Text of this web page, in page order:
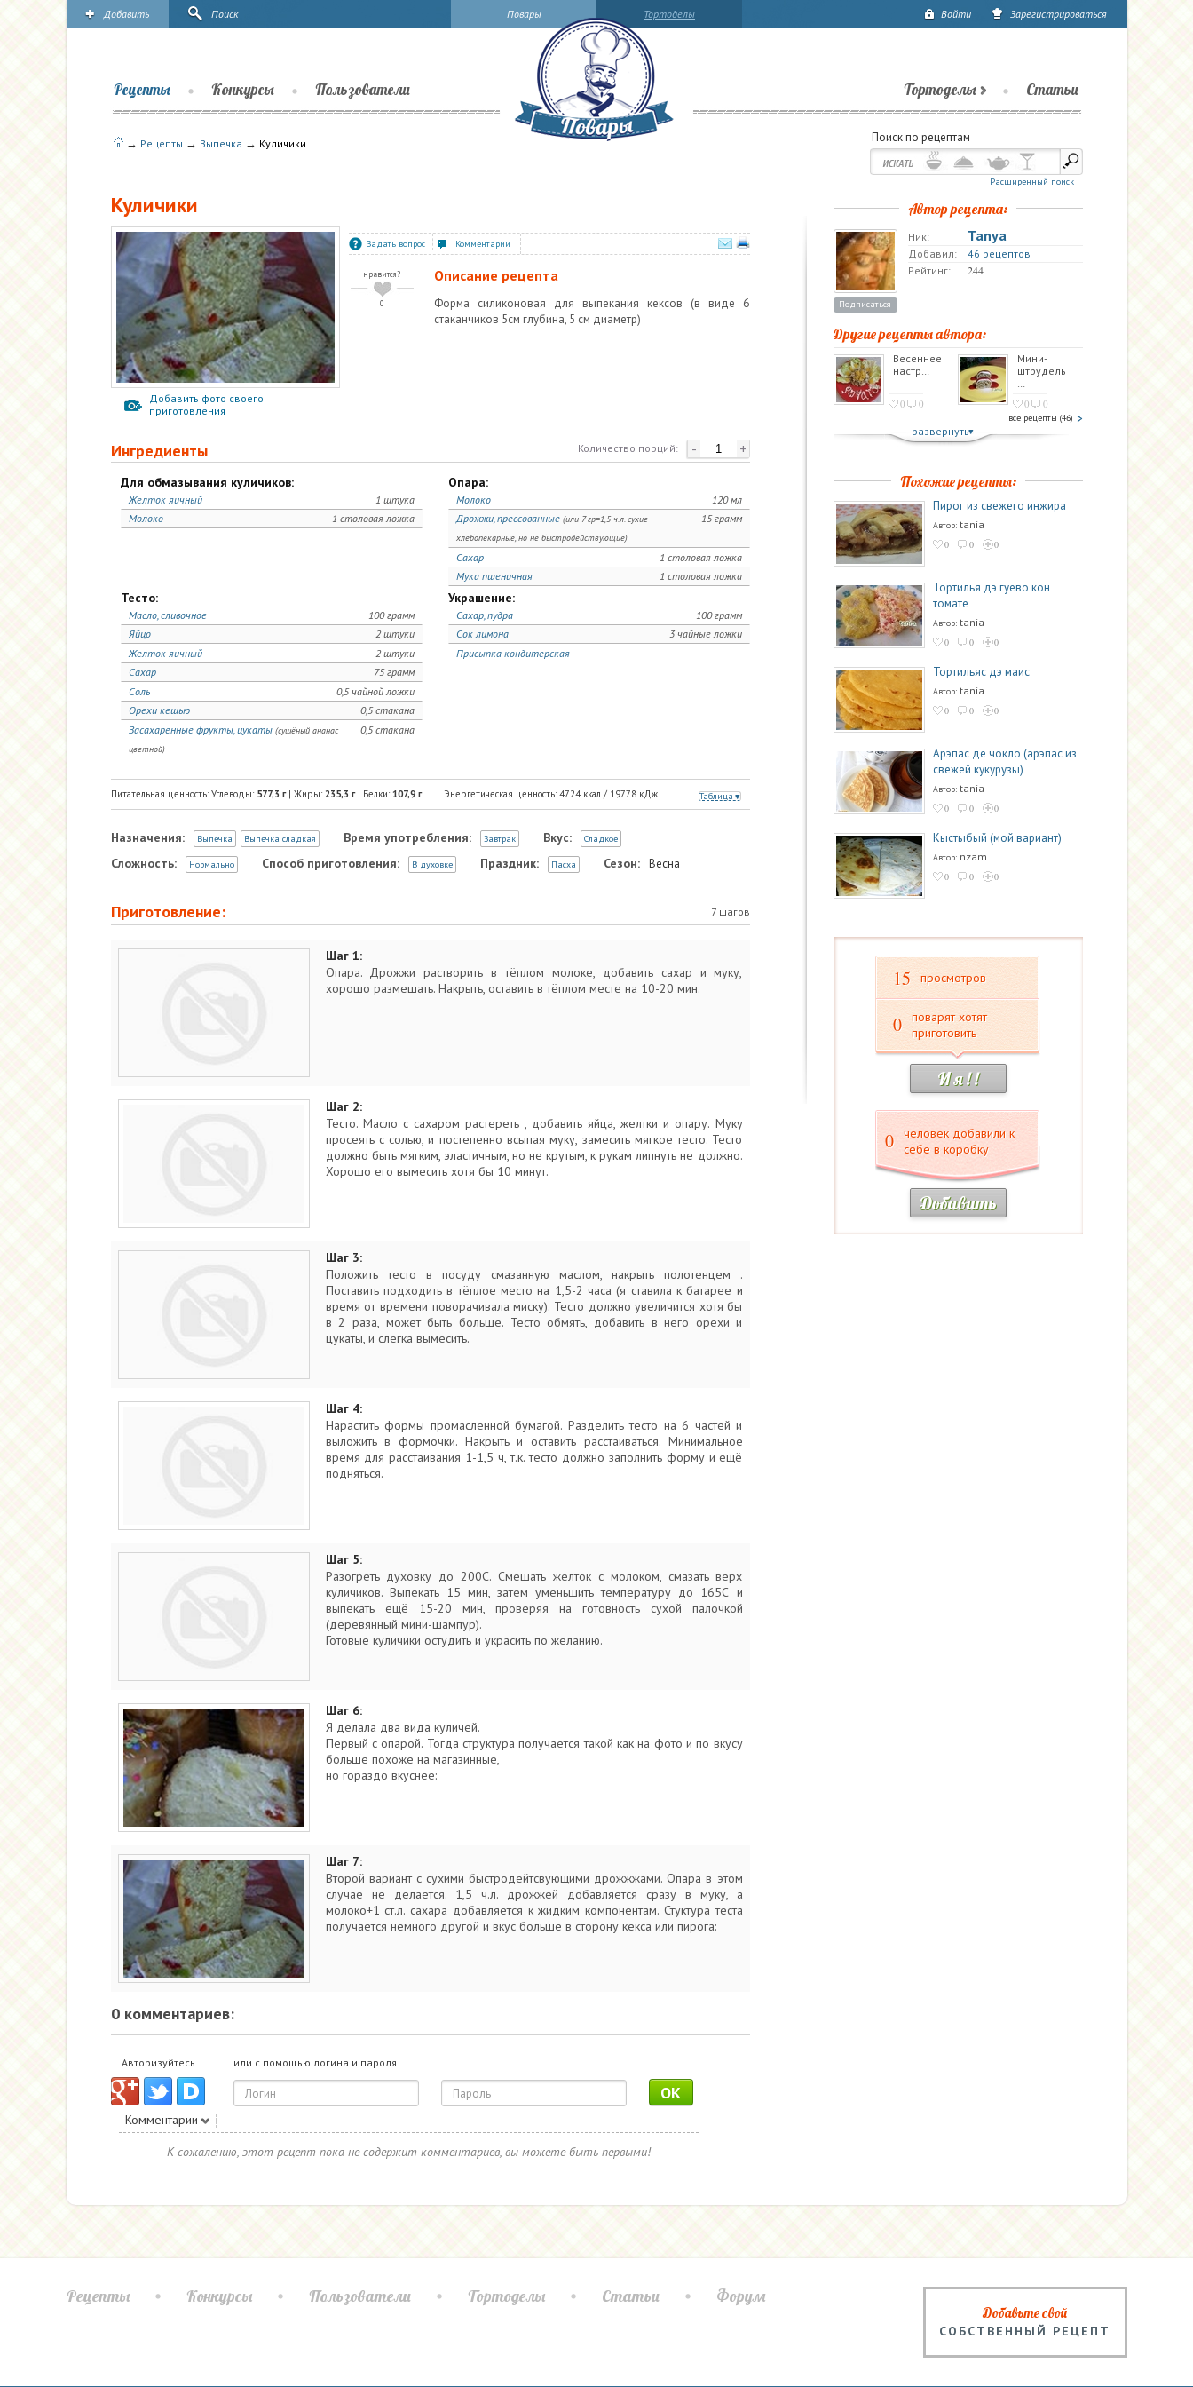
Тортоделы
Повары Войти Зарегистрироваться
Добавить Поиск
Тортоделы Статьи
Рецепты Конкурсы Пользователи
→ Рецепты → Выпечка → Куличики Поиск по рецептам
Расширенный поиск
Куличики
Добавить фото своего
приготовления
Задать вопрос Комментарии
нравится?
0
Описание рецепта
Форма силиконовая для выпекания кексов (в виде 6
стаканчиков 5см глубина, 5 см диаметр)
- +
Количество порций:
Ингредиенты
Для обмазывания куличиков:
1 штука
Желток яичный
1 столовая ложка
Молоко
Опара:
120 мл
Молоко
15 грамм
Дрожжи, прессованные(или 7 гр=1,5 ч.л. сухие
хлебопекарные, но не быстродействующие)
1 столовая ложка
Сахар
1 столовая ложка
Мука пшеничная
Тесто:
100 грамм
Масло, сливочное
2 штуки
Яйцо
2 штуки
Желток яичный
75 грамм
Сахар
0,5 чайной ложки
Соль
0,5 стакана
Орехи кешью
0,5 стакана
Засахаренные фрукты, цукаты(сушёный ананас
цветной)
Украшение:
100 грамм
Сахар, пудра
3 чайные ложки
Сок лимона
Присыпка кондитерская
Таблица
Энергетическая ценность: 4724ккал / 19778кДж
Питательная ценность: Углеводы: 577,3 г| Жиры: 235,3 г| Белки: 107,9г
Назначения: Выпечка Выпечка сладкая Время употребления: Завтрак Вкус: Сладкое
Сложность: Нормально Способ приготовления: В духовке Праздник: Пасха Сезон: Весна
Приготовление: 7 шагов
Шаг 1:
Опара. Дрожжи растворить в тёплом молоке, добавить сахар и муку,
хорошо размешать. Накрыть, оставить в тёплом месте на 10-20 мин.
Шаг 2:
Тесто. Масло с сахаром растереть , добавить яйца, желтки и опару. Муку
просеять с солью, и постепенно всыпая муку, замесить мягкое тесто. Тесто
должно быть мягким, эластичным, но не крутым, к рукам липнуть не должно.
Хорошо его вымесить хотя бы 10 минут.
Шаг 3:
Положить тесто в посуду смазанную маслом, накрыть полотенцем .
Поставить подходить в тёплое место на 1,5-2 часа (я ставила к батарее и
время от времени поворачивала миску). Тесто должно увеличится хотя бы
в 2 раза, может быть больше. Тесто обмять, добавить в него орехи и
цукаты, и слегка вымесить.
Шаг 4:
Нарастить формы промасленной бумагой. Разделить тесто на 6 частей и
выложить в формочки. Накрыть и оставить расстаиваться. Минимальное
время для расстаивания 1-1,5 ч, т.к. тесто должно заполнить форму и ещё
подняться.
Шаг 5:
Разогреть духовку до 200С. Смешать желток с молоком, смазать верх
куличиков. Выпекать 15 мин, затем уменьшить температуру до 165С и
выпекать ещё 15-20 мин, проверяя на готовность сухой палочкой
(деревянный мини-шампур).
Готовые куличики остудить и украсить по желанию.
Шаг 6:
Я делала два вида куличей.
Первый с опарой. Тогда структура получается такой как на фото и по вкусу
больше похоже на магазинные,
но гораздо вкуснее:
Шаг 7:
Второй вариант с сухими быстродейтсвующими дрожжжами. Опара в этом
случае не делается. 1,5 ч.л. дрожжей добавляется сразу в муку, а
молоко+1 ст.л. сахара добавляется к жидким компонентам. Стуктура теста
получается немного другой и вкус больше в сторону кекса или пирога:
0 комментариев:
Авторизуйтесь или с помощью логина и пароля
OK
Комментарии
К сожалению, этот рецепт пока не содержит комментариев, вы можете быть первыми!
Автор рецепта:
Подписаться
Ник: Tanya
Добавил:
46 рецептов
Рейтинг:
244
Другие рецепты автора:
Весеннее
настр…
0 0
Мини-
штрудель
0
0
все рецепты (46)
развернуть
Похожие рецепты:
Пирог из свежего инжира
Автор: tania
0 0 0
Тортилья дэ гуево кон
томате
Автор: tania
0 0 0
Тортильяс дэ маис
Автор: tania
0 0 0
Арэпас де чокло (арэпас из
свежей кукурузы)
Автор: tania
0 0 0
Кыстыбый (мой вариант)
Автор: nzam
0 0 0
15 просмотров
0
поварят хотят
приготовить
И я ! !
0
человек добавили к
себе в коробку
Добавить
Добавьте свой
СОБСТВЕННЫЙ РЕЦЕПТ
Рецепты Конкурсы Пользователи Тортоделы Статьи Форум